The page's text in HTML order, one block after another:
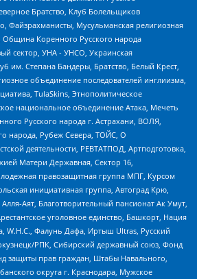
Братство, Клуб Болельщиков
Файзрахманисты, Мусульманская религиозная
Община Коренного Русского народа
сектор, УНА - УНСО, Украинская
им. Степана Бандеры, Братство, Белый Крест,
объединение последователей инглиизма,
TulaSkins, Этнополитическое
национальное объединение Атака, Мечеть
Русского народа г. Астрахани, ВОЛЯ,
народа, Рубеж Севера, ТОЙС, О
деятельности, РЕВТАТПОД, Артподготовка,
Матери Державная, Сектор 16,
правозащитная группа МПГ, Курсом
инициативная группа, Автоград Крю,
Аят, Благотворительный пансионат Ак Умут,
уголовное единство, Башкорт, Нация
W.H.С., Фалунь Дафа, Иртыш Ultras, Русский
РПК, Сибирский державный союз, Фонд
защиты прав граждан, Штабы Навального,
округа г. Краснодара, Мужское